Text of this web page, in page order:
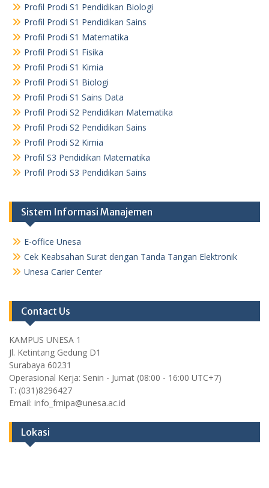
Profil Prodi S1 Pendidikan Biologi
Profil Prodi S1 Pendidikan Sains
Profil Prodi S1 Matematika
Profil Prodi S1 Fisika
Profil Prodi S1 Kimia
Profil Prodi S1 Biologi
Profil Prodi S1 Sains Data
Profil Prodi S2 Pendidikan Matematika
Profil Prodi S2 Pendidikan Sains
Profil Prodi S2 Kimia
Profil S3 Pendidikan Matematika
Profil Prodi S3 Pendidikan Sains
Sistem Informasi Manajemen
E-office Unesa
Cek Keabsahan Surat dengan Tanda Tangan Elektronik
Unesa Carier Center
Contact Us
KAMPUS UNESA 1
Jl. Ketintang Gedung D1
Surabaya 60231
Operasional Kerja: Senin - Jumat (08:00 - 16:00 UTC+7)
T: (031)8296427
Email: info_fmipa@unesa.ac.id
Lokasi